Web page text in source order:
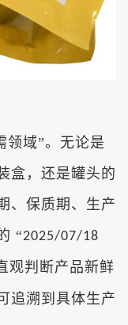
领域”。无论是
盒，还是罐头的
、保质期、生产
“2025/07/18
观判断产品新鲜
追溯到具体生产